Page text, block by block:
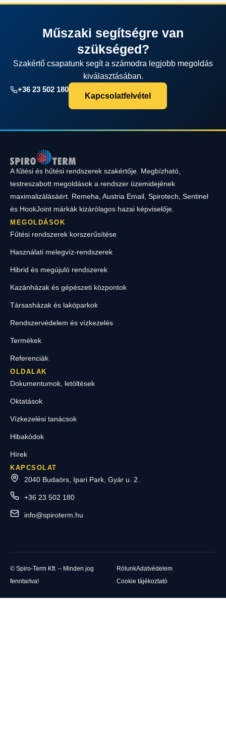
Műszaki segítségre van
szükséged?
Szakértő csapatunk segít a számodra legjobb megoldás
kiválasztásában.
+36 23 502 180
Kapcsolatfelvétel
A fűtési és hűtési rendszerek szakértője. Megbízható,
testreszabott megoldások a rendszer üzemidejének
maximalizálásáért. Remeha, Austria Email, Spirotech, Sentinel
és HookJoint márkák kizárólagos hazai képviselője.
MEGOLDÁSOK
Fűtési rendszerek korszerűsítése
Használati melegvíz-rendszerek
Hibrid és megújuló rendszerek
Kazánházak és gépészeti központok
Társasházak és lakóparkok
Rendszervédelem és vízkezelés
Termékek
Referenciák
OLDALAK
Dokumentumok, letöltések
Oktatások
Vízkezelési tanácsok
Hibakódok
Hírek
KAPCSOLAT
2040 Budaörs, Ipari Park, Gyár u. 2.
+36 23 502 180
info@spiroterm.hu
© Spiro-Term Kft. – Minden jog
fenntartva!
RólunkAdatvédelem
Cookie tájékoztató